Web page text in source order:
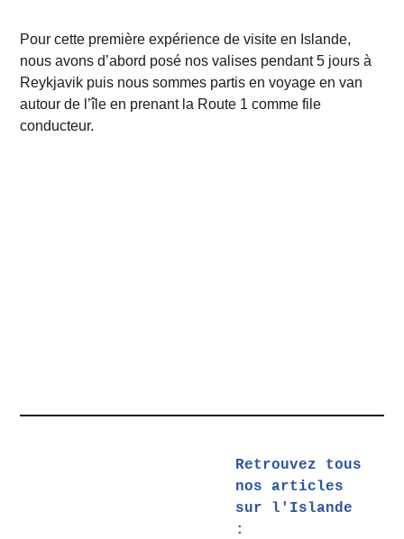
Pour cette première expérience de visite en Islande,
nous avons d’abord posé nos valises pendant 5 jours à
Reykjavik puis nous sommes partis en voyage en van
autour de l’île en prenant la Route 1 comme file
conducteur.
Retrouvez tous
nos articles
sur l'Islande
: